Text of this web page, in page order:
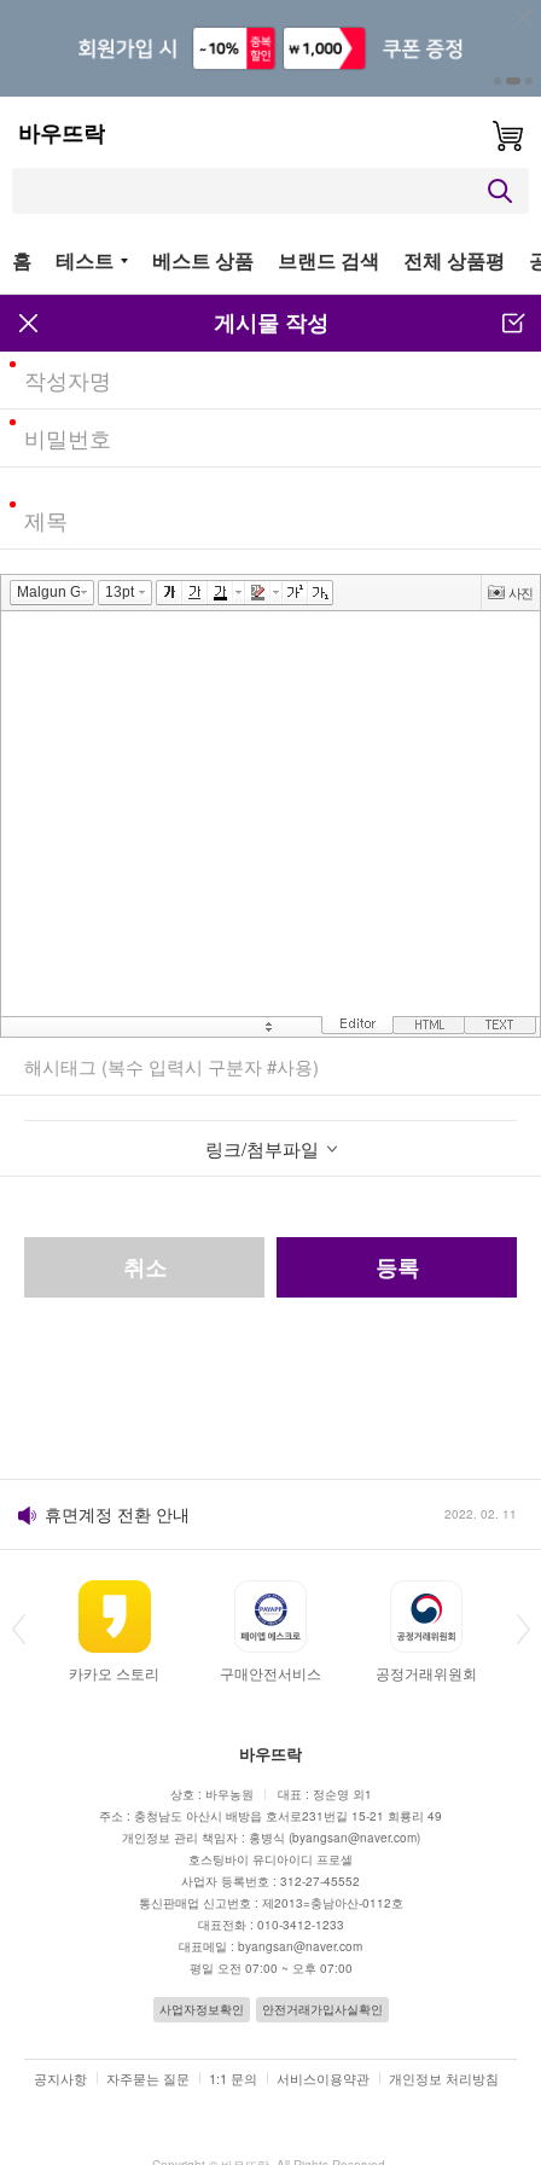
바우뜨락
홈 테스트 베스트 상품 브랜드 검색 전체 상품평
게시물 작성
작성자명
비밀번호
제목
해시태그 (복수 입력시 구분자 #사용)
링크/첨부파일
취소 등록
휴면계정 전환 안내 2022. 02. 11
개인정보 보호를 위해 함께 노력해요.
쇼핑몰 개편 안내
카카오 스토리 구매안전서비스 공정거래위원회
바우뜨락
상호 : 바우농원
대표 : 정순영 외1
주소 : 충청남도 아산시 배방읍 호서로231번길 15-21 회룡리 49
개인정보 관리 책임자 : 홍병식 (byangsan@naver.com)
호스팅바이 유디아이디 프로셀
사업자 등록번호 : 312-27-45552
통신판매업 신고번호 : 제2013=충남아산-0112호
대표전화 : 010-3412-1233
대표메일 : byangsan@naver.com
평일 오전 07:00 ~ 오후 07:00
사업자정보확인 안전거래가입사실확인
공지사항 자주묻는 질문 1:1 문의 서비스이용약관 개인정보 처리방침